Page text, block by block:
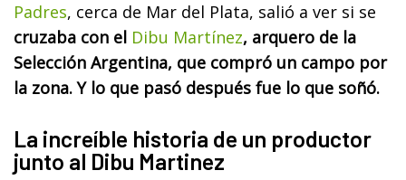
Padres, cerca de Mar del Plata, salió a ver si se
cruzaba con el Dibu Martínez, arquero de la
Selección Argentina, que compró un campo por
la zona. Y lo que pasó después fue lo que soñó.
La increíble historia de un productor
junto al Dibu Martinez